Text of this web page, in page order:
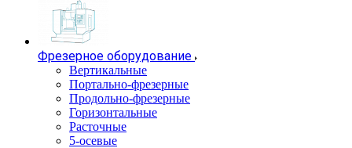
Фрезерное оборудование
Вертикальные
Портально-фрезерные
Продольно-фрезерные
Горизонтальные
Расточные
5-осевые